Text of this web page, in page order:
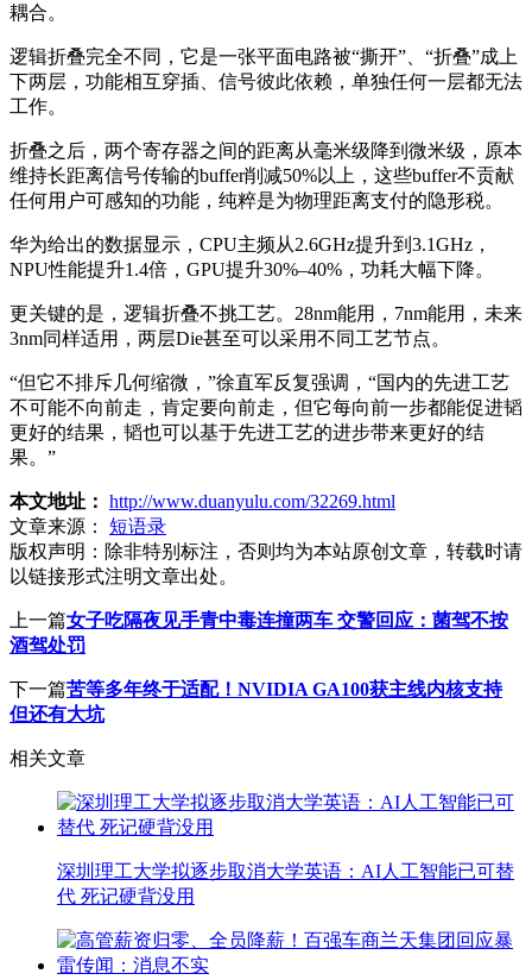
耦合。
逻辑折叠完全不同，它是一张平面电路被“撕开”、“折叠”成上
下两层，功能相互穿插、信号彼此依赖，单独任何一层都无法
工作。
折叠之后，两个寄存器之间的距离从毫米级降到微米级，原本
维持长距离信号传输的buffer削减50%以上，这些buffer不贡献
任何用户可感知的功能，纯粹是为物理距离支付的隐形税。
华为给出的数据显示，CPU主频从2.6GHz提升到3.1GHz，
NPU性能提升1.4倍，GPU提升30%–40%，功耗大幅下降。
更关键的是，逻辑折叠不挑工艺。28nm能用，7nm能用，未来
3nm同样适用，两层Die甚至可以采用不同工艺节点。
“但它不排斥几何缩微，”徐直军反复强调，“国内的先进工艺
不可能不向前走，肯定要向前走，但它每向前一步都能促进韬
更好的结果，韬也可以基于先进工艺的进步带来更好的结
果。”
本文地址： http://www.duanyulu.com/32269.html
文章来源：
短语录
版权声明： 除非特别标注，否则均为本站原创文章，转载时请
以链接形式注明文章出处。
上一篇女子吃隔夜见手青中毒连撞两车 交警回应：菌驾不按
酒驾处罚
下一篇苦等多年终于适配！NVIDIA GA100获主线内核支持
但还有大坑
相关文章
深圳理工大学拟逐步取消大学英语：AI人工智能已可替
代 死记硬背没用